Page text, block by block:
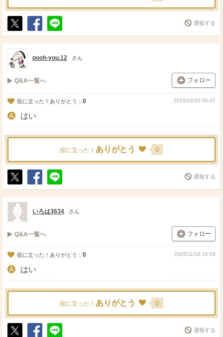
ポ
ス
ト
シ
ェ
送
る
通報する
pooh-you.12 さん
Q&A一覧へ フォロー
役に立った！ありがとう： 0 2025/12/10 00:47
はい
役に立った！ ありがとう 0
ポ
ス
ト
シ
ェ
送
る
通報する
いろは3634 さん
Q&A一覧へ フォロー
役に立った！ありがとう： 0 2025/11/18 10:54
はい
役に立った！ ありがとう 0
通報する